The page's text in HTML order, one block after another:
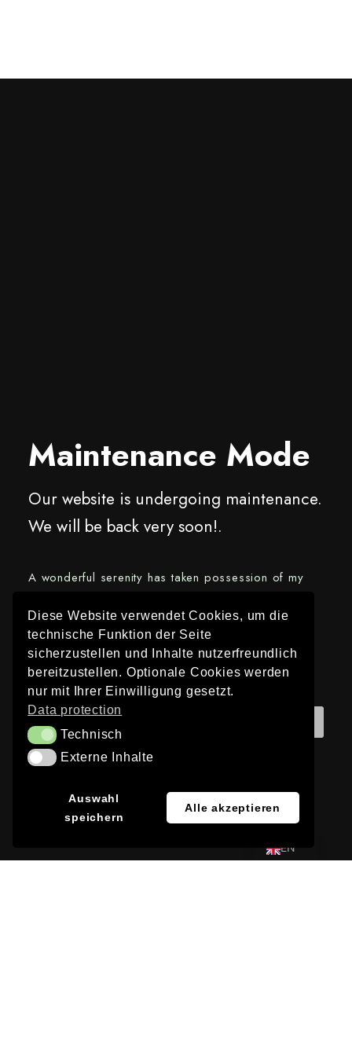
Maintenance Mode
Our website is undergoing maintenance.
We will be back very soon!.
A wonderful serenity has taken possession of my
which I enjoy with my whole heart. I am alone, and
feel the charm of existence in this spot, which was
created for the bliss of souls like mine.
EN
DE
JA
Diese Website verwendet Cookies, um die
technische Funktion der Seite
sicherzustellen und Inhalte nutzerfreundlich
bereitzustellen. Optionale Cookies werden
nur mit Ihrer Einwilligung gesetzt.
Data protection
TechnischTechnisch
Externe Inhalte
Externe Inhalte
Auswahl
speichern
Alle akzeptieren